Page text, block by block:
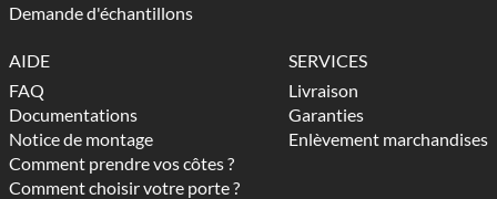
Demande d'échantillons
AIDE
FAQ
Documentations
Notice de montage
Comment prendre vos côtes ?
Comment choisir votre porte ?
SERVICES
Livraison
Garanties
Enlèvement marchandises